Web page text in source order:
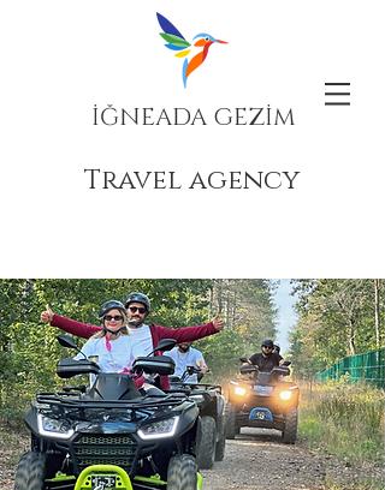
İĞNEADA GEZİM
Travel agency